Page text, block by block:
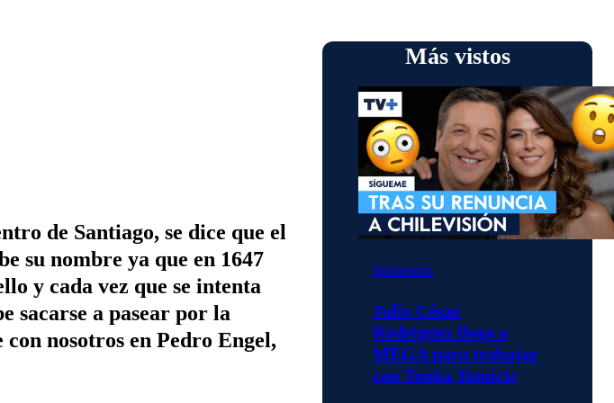
de Santiago, se dice que el
su nombre ya que en 1647
y cada vez que se intenta
sacarse a pasear por la
nosotros en Pedro Engel,
Más vistos
Momentos
Julio César
Rodríguez llega a
MEGA para trabajar
con Tonka Tomicic